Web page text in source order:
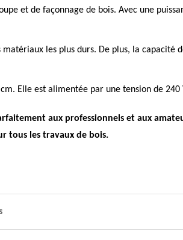
et de façonnage de bois. Avec une
matériaux les plus durs. De plus, la capacité
Elle est alimentée par une tension de
aux professionnels et aux
tous les travaux de bois.